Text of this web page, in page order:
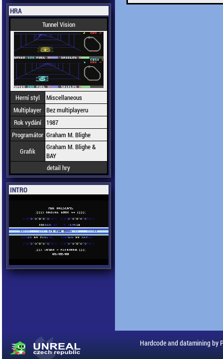
HRA
Tunnel Vision
Herní styl
Miscellaneous
Multiplayer Bez multiplayeru
Rok vydání
1987
Programátor Graham M. Blighe
Grafik
Graham M. Blighe &
BAY
detail hry
INTRO
Hardcode and datamining by